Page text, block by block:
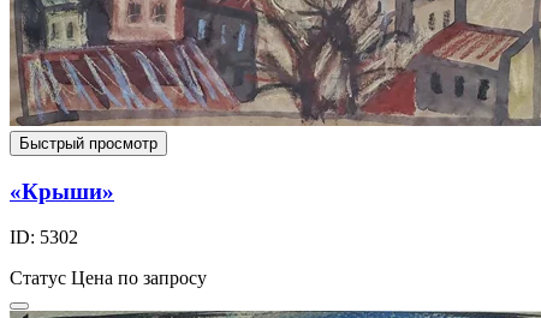
Быстрый просмотр
«Крыши»
ID: 5302
Статус Цена по запросу